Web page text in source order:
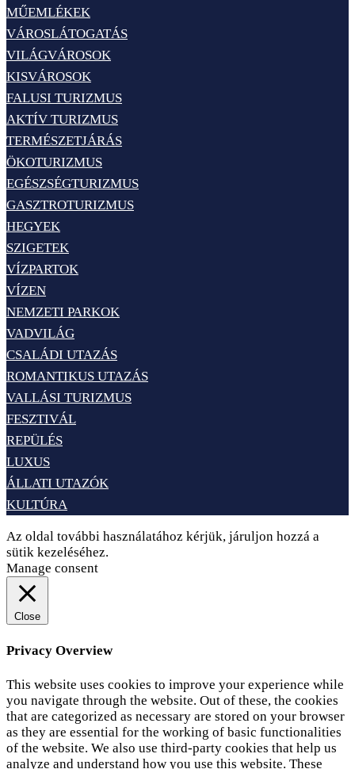
MŰEMLÉKEK
VÁROSLÁTOGATÁS
VILÁGVÁROSOK
KISVÁROSOK
FALUSI TURIZMUS
AKTÍV TURIZMUS
TERMÉSZETJÁRÁS
ÖKOTURIZMUS
EGÉSZSÉGTURIZMUS
GASZTROTURIZMUS
HEGYEK
SZIGETEK
VÍZPARTOK
VÍZEN
NEMZETI PARKOK
VADVILÁG
CSALÁDI UTAZÁS
ROMANTIKUS UTAZÁS
VALLÁSI TURIZMUS
FESZTIVÁL
REPÜLÉS
LUXUS
ÁLLATI UTAZÓK
KULTÚRA
Az oldal további használatához kérjük, járuljon hozzá a
sütik kezeléséhez.
Manage consent
Close
Privacy Overview
This website uses cookies to improve your experience while
you navigate through the website. Out of these, the cookies
that are categorized as necessary are stored on your browser
as they are essential for the working of basic functionalities
of the website. We also use third-party cookies that help us
analyze and understand how you use this website. These